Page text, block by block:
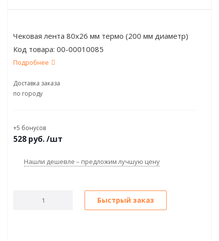
Чековая лента 80x26 мм термо (200 мм диаметр)
Код товара: 00-00010085
Подробнее
Доставка заказа
по городу
+5 бонусов
528 руб./шт
Нашли дешевле – предложим лучшую цену
Быстрый заказ